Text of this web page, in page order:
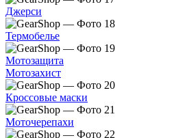
Джерси
Термобелье
Мотозащита
Мотозахист
Кроссовые маски
Моточерепахи